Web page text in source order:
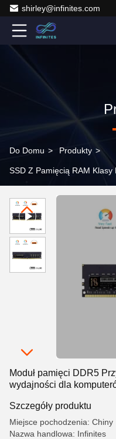
shirley@infinites.com
Do Domu > Produkty >
SSD Z Pamięcią RAM Klasy
dla komputerów i gier 1.1V
Kompatybilny
Moduł pamięci DDR5
wydajności dla
Szczegóły produktu
Miejsce pochodzenia: Chiny
Nazwa handlowa: Infinites